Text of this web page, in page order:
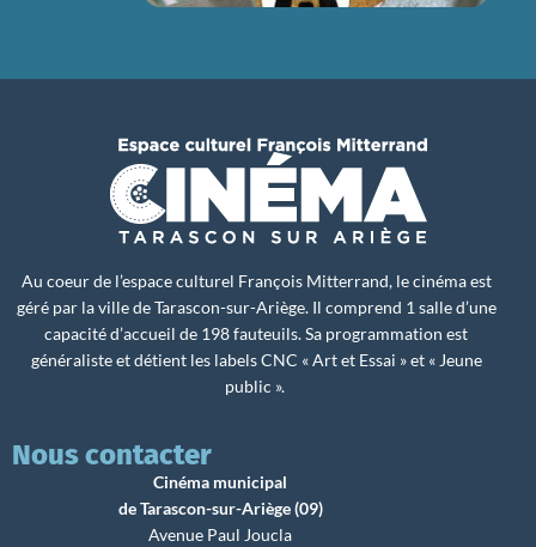
Au coeur de l’espace culturel François Mitterrand, le cinéma est
géré par la ville de Tarascon-sur-Ariège. Il comprend 1 salle d’une
capacité d’accueil de 198 fauteuils. Sa programmation est
généraliste et détient les labels CNC « Art et Essai » et « Jeune
public ».
Nous contacter
Cinéma municipal
de Tarascon-sur-Ariège (09)
Avenue Paul Joucla